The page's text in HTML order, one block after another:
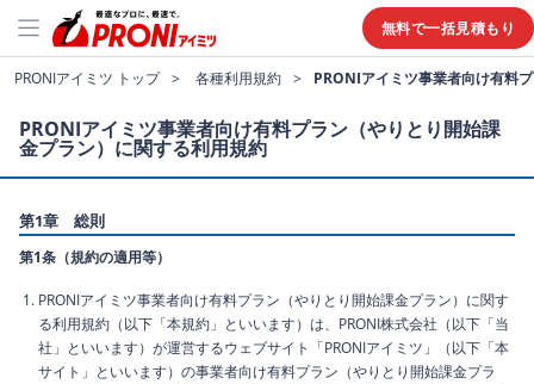
無料で一括見積もり
PRONIアイミツ トップ 各種利用規約 PRONIアイミツ事業者向け有料
PRONIアイミツ事業者向け有料プラン（やりとり開始課
金プラン）に関する利用規約
第1章 総則
第1条（規約の適用等）
PRONIアイミツ事業者向け有料プラン（やりとり開始課金プラン）に関す
る利用規約（以下「本規約」といいます）は、PRONI株式会社（以下「当
社」といいます）が運営するウェブサイト「PRONIアイミツ」（以下「本
サイト」といいます）の事業者向け有料プラン（やりとり開始課金プラ